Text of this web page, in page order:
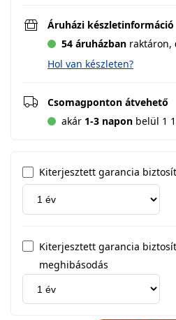
Áruházi készletinformáció
54 áruházban raktáron,
Hol van készleten?
Csomagponton átvehető
akár 1-3 napon belül 1
Kiterjesztett garancia
Kiterjesztett garancia
meghibásodás